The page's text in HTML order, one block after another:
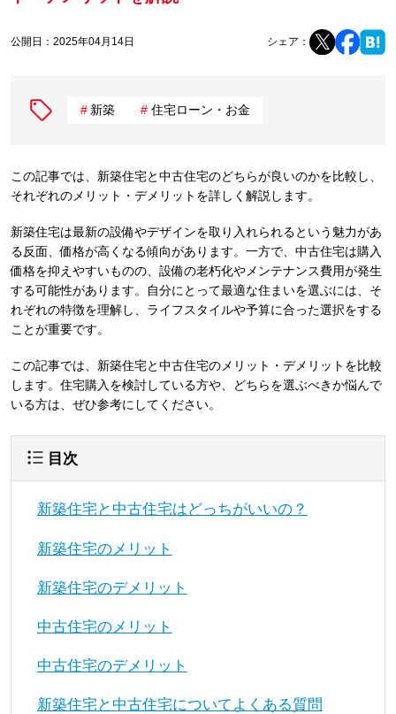
公開日： 2025年04月14日 シェア：
新築 住宅ローン・お金
この記事では、新築住宅と中古住宅のどちらが良いのかを比較し、
それぞれのメリット・デメリットを詳しく解説します。
新築住宅は最新の設備やデザインを取り入れられるという魅力があ
る反面、価格が高くなる傾向があります。一方で、中古住宅は購入
価格を抑えやすいものの、設備の老朽化やメンテナンス費用が発生
する可能性があります。自分にとって最適な住まいを選ぶには、そ
れぞれの特徴を理解し、ライフスタイルや予算に合った選択をする
ことが重要です。
この記事では、新築住宅と中古住宅のメリット・デメリットを比較
します。住宅購入を検討している方や、どちらを選ぶべきか悩んで
いる方は、ぜひ参考にしてください。
目次
新築住宅と中古住宅はどっちがいいの？
新築住宅のメリット
新築住宅のデメリット
中古住宅のメリット
中古住宅のデメリット
新築住宅と中古住宅についてよくある質問